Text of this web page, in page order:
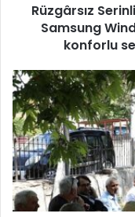
n
l
i
k
s
u
n
a
n
Rüzgârsız
Samsung
konforlu
İ
n
e
g
ö
l
B
e
l